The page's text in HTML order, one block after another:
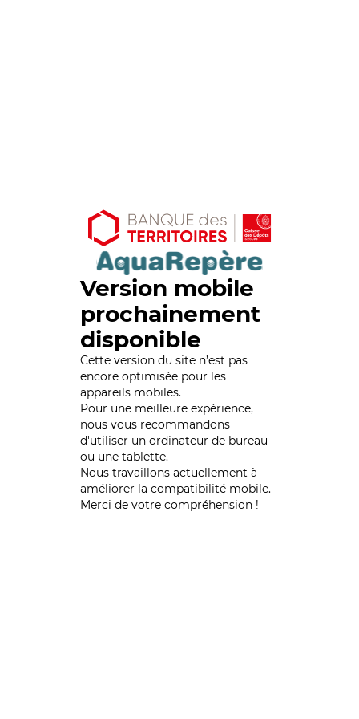
Version mobile
prochainement
disponible
Cette version du site n’est pas
encore optimisée pour les
appareils mobiles.
Pour une meilleure expérience,
nous vous recommandons
d'utiliser un ordinateur de bureau
ou une tablette.
Nous travaillons actuellement à
améliorer la compatibilité mobile.
Merci de votre compréhension !